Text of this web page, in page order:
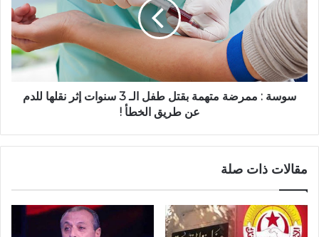
سوسة : ممرضة متهمة بقتل طفل الـ 3 سنوات إثر نقلها للدم
عن طريق الخطأ !
مقالات ذات صلة